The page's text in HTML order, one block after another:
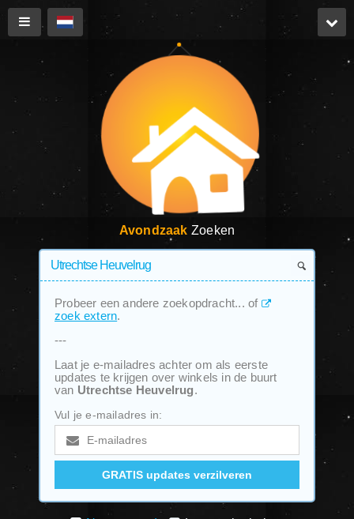
Avondzaak Zoeken
Probeer een andere zoekopdracht... of
zoek extern.
---
Laat je e-mailadres achter om als eerste
updates te krijgen over winkels in de buurt
van Utrechtse Heuvelrug.
Vul je e-mailadres in: